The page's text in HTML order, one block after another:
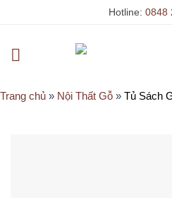
Hotline: 0848
Trang chủ » Nội Thất Gỗ » Tủ Sách